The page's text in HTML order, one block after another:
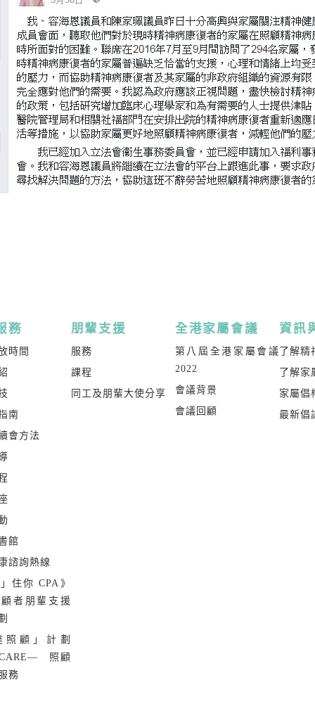
務
時間
南
會方法
館
諮詢熱線
住你 CPA》
者朋輩支援
照顧」計劃
照顧
務
朋輩支援
服務
課程
同工及朋輩大使分享
全港家屬會議
第八屆全港家屬會議
2022
會議背景
會議回顧
資訊
了解
了解家
家屬倡
最新倡